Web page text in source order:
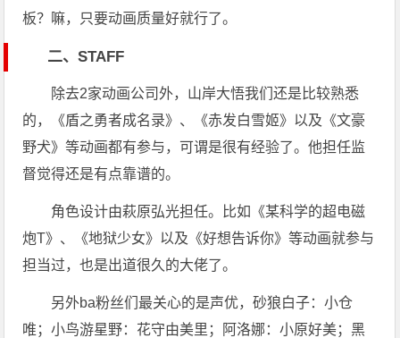
板？嘛，只要动画质量好就行了。
二、STAFF
除去2家动画公司外，山岸大悟我们还是比较熟悉
的，《盾之勇者成名录》、《赤发白雪姬》以及《文豪
野犬》等动画都有参与，可谓是很有经验了。他担任监
督觉得还是有点靠谱的。
角色设计由萩原弘光担任。比如《某科学的超电磁
炮T》、《地狱少女》以及《好想告诉你》等动画就参与
担当过，也是出道很久的大佬了。
另外ba粉丝们最关心的是声优，砂狼白子：小仓
唯；小鸟游星野：花守由美里；阿洛娜：小原好美；黑